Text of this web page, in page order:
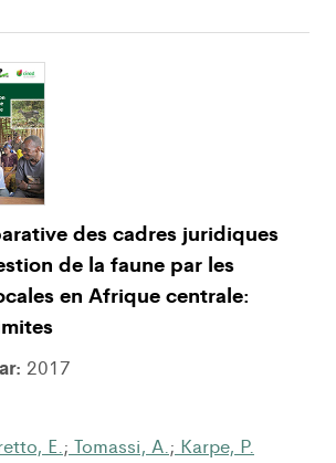
des cadres juridiques
de la faune par les
en Afrique centrale:
2017
E.; Tomassi, A.; Karpe, P.